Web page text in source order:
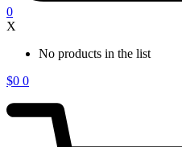
0
X
No products in the list
$0 0